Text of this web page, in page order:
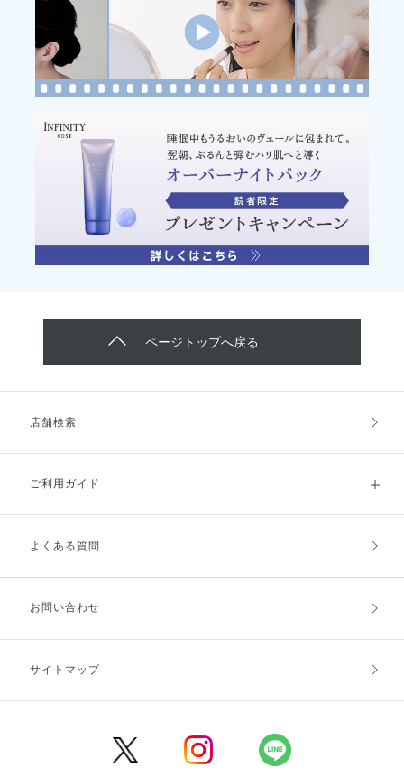
ページトップへ戻る
店舗検索
ご利用ガイド
ご利用ガイドトップ
お支払方法
キャンセル・返品・交換
よくある質問
お問い合わせ
サイトマップ